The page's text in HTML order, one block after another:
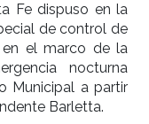
Fe dispuso en la
de control de
el marco de la
nocturna
Municipal a partir
Barletta.